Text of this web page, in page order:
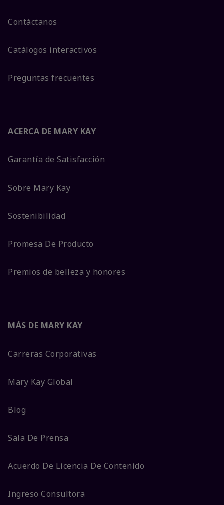
Contáctanos
Catálogos interactivos
Preguntas frecuentes
ACERCA DE MARY KAY
Garantía de Satisfacción
Sobre Mary Kay
Sostenibilidad
Promesa De Producto
Premios de belleza y honores
MÁS DE MARY KAY
Carreras Corporativas
Mary Kay Global
Blog
Sala De Prensa
Acuerdo De Licencia De Contenido
Ingreso Consultora